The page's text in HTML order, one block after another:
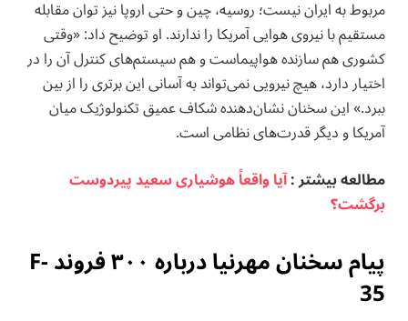
مربوط به ایران نیست؛ روسیه، چین و حتی اروپا نیز توان مقابله
مستقیم با نیروی هوایی آمریکا را ندارند. او توضیح داد: «وقتی
کشوری هم سازنده هواپیماست و هم سیستم‌های کنترل آن را در
اختیار دارد، هیچ نیرویی نمی‌تواند به آسانی این برتری را از بین
ببرد.» این سخنان نشان‌دهنده شکاف عمیق تکنولوژیک میان
آمریکا و دیگر قدرت‌های نظامی است.
مطالعه بيشتر :آیا واقعاً هوشیاری سعید پیردوست
برگشت؟
پیام سخنان مهرنیا درباره ۳۰۰ فروند F-
35